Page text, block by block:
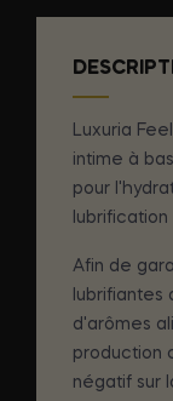
Luxuria
intime à
pour
Afin de
lubrifiantes
d'arômes
production
négatif sur